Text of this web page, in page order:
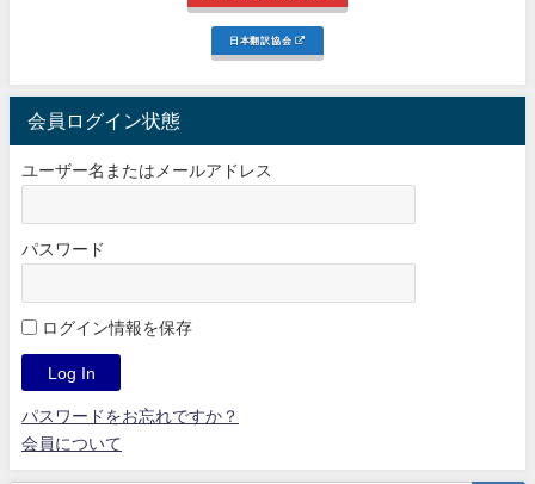
日本翻訳協会
会員ログイン状態
ユーザー名またはメールアドレス
パスワード
ログイン情報を保存
パスワードをお忘れですか？
会員について